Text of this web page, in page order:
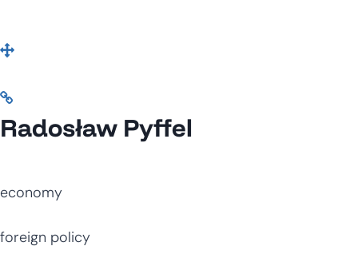
Radosław Pyffel
economy
foreign policy